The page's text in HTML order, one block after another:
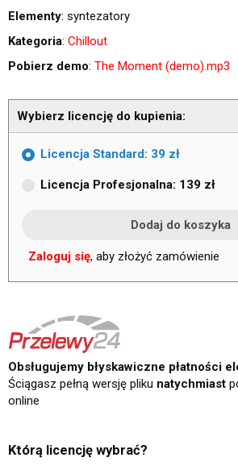
Elementy: syntezatory
Kategoria: Chillout
Pobierz demo: The Moment (demo).mp3
Wybierz licencję do kupienia:
Licencja Standard: 39 zł
Licencja Profesjonalna: 139 zł
Zaloguj się, aby złożyć zamówienie
Obsługujemy błyskawiczne płatności
Ściągasz pełną wersję pliku natychmiast
online
Którą licencję wybrać?